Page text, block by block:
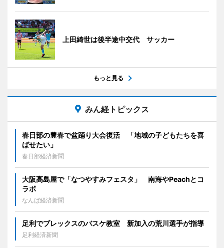
上田綺世は後半途中交代 サッカー
もっと見る
みん経トピックス
春日部の豊春で盆踊り大会復活 「地域の子どもたちを喜
ばせたい」
春日部経済新聞
大阪高島屋で「なつやすみフェスタ」 南海やPeachとコ
ラボ
なんば経済新聞
足利でブレックスのバスケ教室 新加入の荒川選手が指導
足利経済新聞